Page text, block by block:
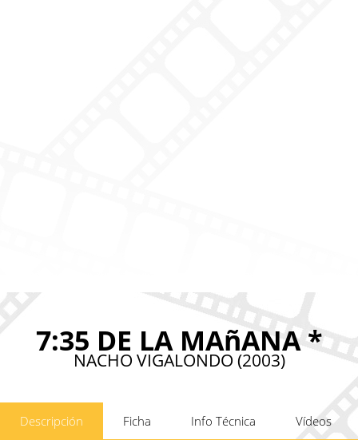
7:35 DE LA MAñANA *
NACHO VIGALONDO (2003)
Descripción Ficha Info Técnica Vídeos